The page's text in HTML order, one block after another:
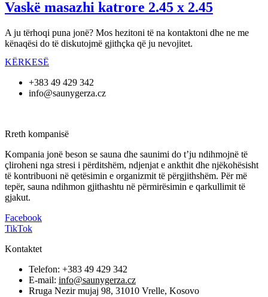
Vaskë masazhi katrore 2.45 x 2.45
A ju tërhoqi puna jonë? Mos hezitoni të na kontaktoni dhe ne me
kënaqësi do të diskutojmë gjithçka që ju nevojitet.
KËRKESË
+383 49 429 342
info@saunygerza.cz
Rreth kompanisë
Kompania jonë beson se sauna dhe saunimi do t’ju ndihmojnë të
çliroheni nga stresi i përditshëm, ndjenjat e ankthit dhe njëkohësisht
të kontribuoni në qetësimin e organizmit të përgjithshëm. Për më
tepër, sauna ndihmon gjithashtu në përmirësimin e qarkullimit të
gjakut.
Facebook
TikTok
Kontaktet
Telefon: +383 49 429 342
E-mail: info@saunygerza.cz
Rruga Nezir mujaj 98, 31010 Vrelle, Kosovo